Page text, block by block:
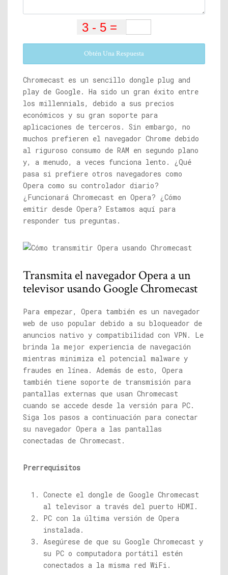
Obtén Una Respuesta
Chromecast es un sencillo dongle plug and
play de Google. Ha sido un gran éxito entre
los millennials, debido a sus precios
económicos y su gran soporte para
aplicaciones de terceros. Sin embargo, no
muchos prefieren el navegador Chrome debido
al riguroso consumo de RAM en segundo plano
y, a menudo, a veces funciona lento. ¿Qué
pasa si prefiere otros navegadores como
Opera como su controlador diario?
¿Funcionará Chromecast en Opera? ¿Cómo
emitir desde Opera? Estamos aquí para
responder tus preguntas.
Transmita el navegador Opera a un
televisor usando Google Chromecast
Para empezar, Opera también es un navegador
web de uso popular debido a su bloqueador de
anuncios nativo y compatibilidad con VPN. Le
brinda la mejor experiencia de navegación
mientras minimiza el potencial malware y
fraudes en línea. Además de esto, Opera
también tiene soporte de transmisión para
pantallas externas que usan Chromecast
cuando se accede desde la versión para PC.
Siga los pasos a continuación para conectar
su navegador Opera a las pantallas
conectadas de Chromecast.
Prerrequisitos
Conecte el dongle de Google Chromecast
al televisor a través del puerto HDMI.
PC con la última versión de Opera
instalada.
Asegúrese de que su Google Chromecast y
su PC o computadora portátil estén
conectados a la misma red WiFi.